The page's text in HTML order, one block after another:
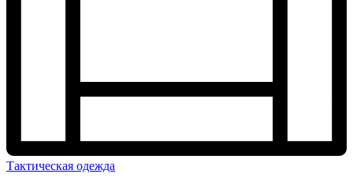
Тактическая одежда